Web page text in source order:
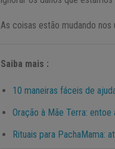
As coisas estão mudando
Saiba mais :
10 maneiras fáceis de
Oração à Mãe Terra:
Rituais para PachaMama: